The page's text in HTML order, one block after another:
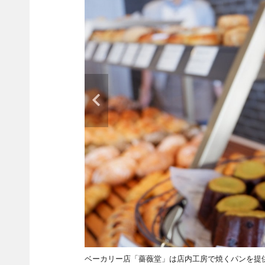
ベーカリー店「薔薇堂」は店内工房で焼くパンを提